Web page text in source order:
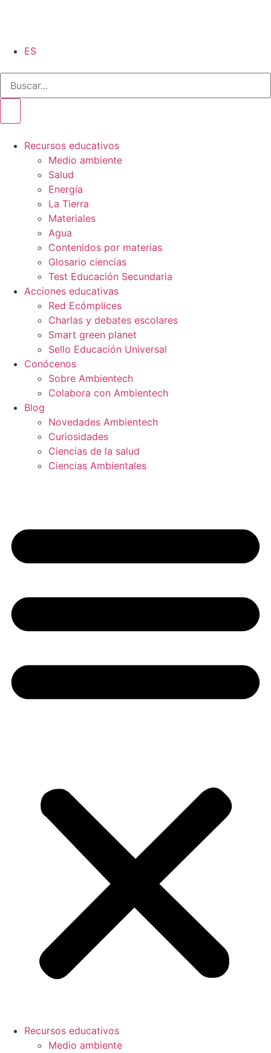
ES
Recursos educativos
Medio ambiente
Salud
Energía
La Tierra
Materiales
Agua
Contenidos por materias
Glosario ciencias
Test Educación Secundaria
Acciones educativas
Red Ecómplices
Charlas y debates escolares
Smart green planet
Sello Educación Universal
Conócenos
Sobre Ambientech
Colabora con Ambientech
Blog
Novedades Ambientech
Curiosidades
Ciencias de la salud
Ciencias Ambientales
Recursos educativos
Medio ambiente